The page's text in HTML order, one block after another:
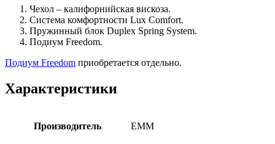
Чехол – калифорнийская вискоза.
Система комфортности Lux Comfort.
Пружинный блок Duplex Spring System.
Подиум Freedom.
Подиум Freedom приобретается отдельно.
Характеристики
Производитель EMM